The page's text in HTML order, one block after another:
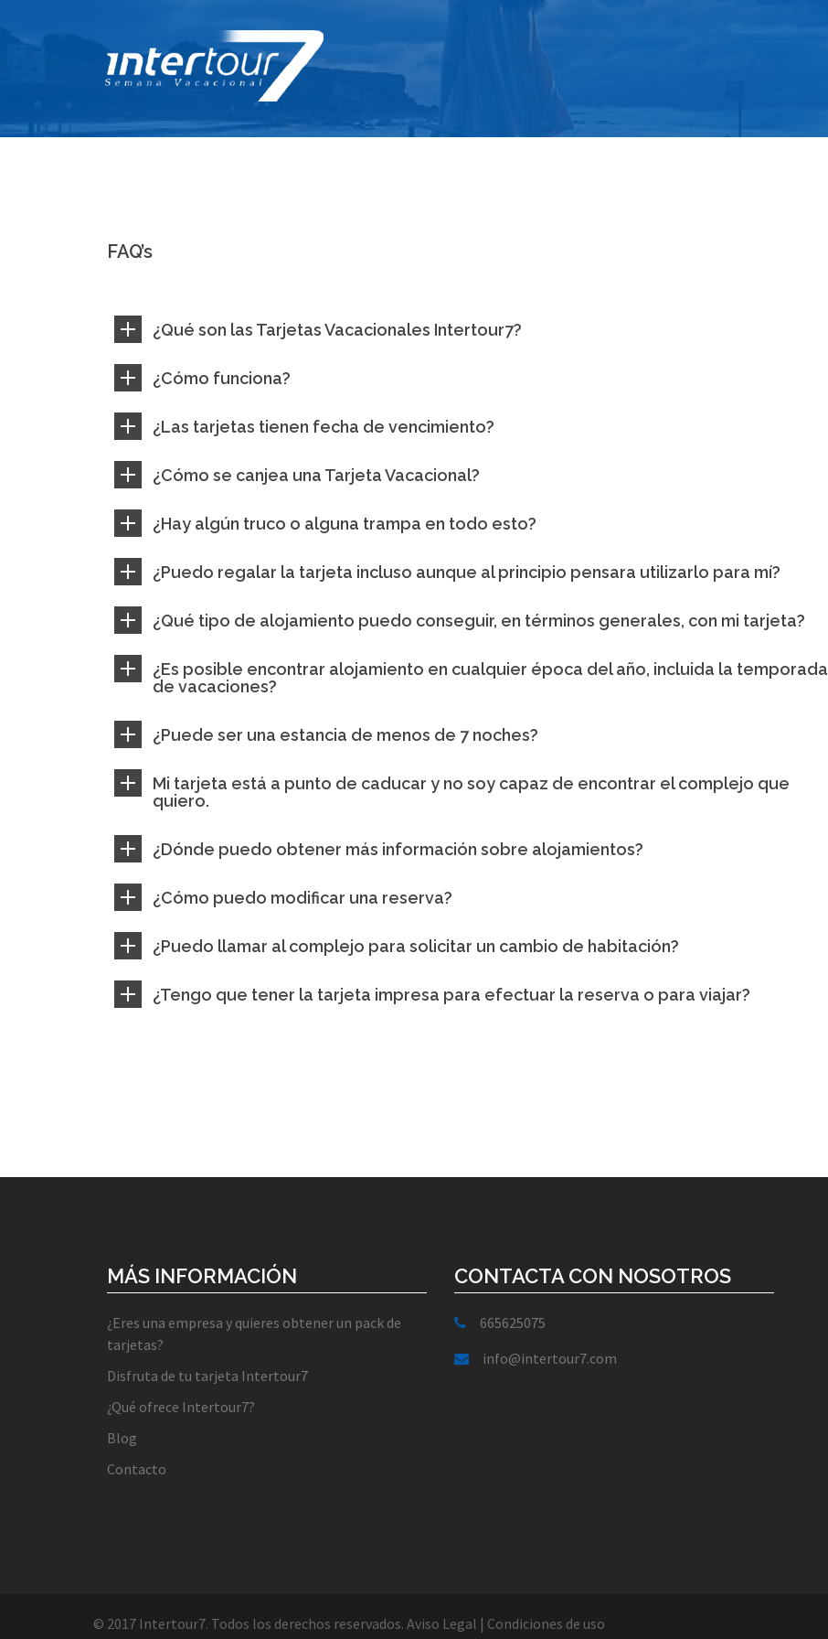
FAQ’s
¿Qué son las Tarjetas Vacacionales Intertour7?
¿Cómo funciona?
¿Las tarjetas tienen fecha de vencimiento?
¿Cómo se canjea una Tarjeta Vacacional?
¿Hay algún truco o alguna trampa en todo esto?
¿Puedo regalar la tarjeta incluso aunque al principio pensara utilizarlo para mí?
¿Qué tipo de alojamiento puedo conseguir, en términos generales, con mi tarjeta?
¿Es posible encontrar alojamiento en cualquier época del año, incluida la temporada
de vacaciones?
¿Puede ser una estancia de menos de 7 noches?
Mi tarjeta está a punto de caducar y no soy capaz de encontrar el complejo que
quiero.
¿Dónde puedo obtener más información sobre alojamientos?
¿Cómo puedo modificar una reserva?
¿Puedo llamar al complejo para solicitar un cambio de habitación?
¿Tengo que tener la tarjeta impresa para efectuar la reserva o para viajar?
MÁS INFORMACIÓN
¿Eres una empresa y quieres obtener un pack de
tarjetas?
Disfruta de tu tarjeta Intertour7
¿Qué ofrece Intertour7?
Blog
Contacto
CONTACTA CON NOSOTROS
665625075
info@intertour7.com
© 2017 Intertour7. Todos los derechos reservados. Aviso Legal | Condiciones de uso